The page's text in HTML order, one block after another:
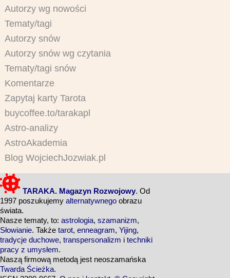
Autorzy wg nowości
Tematy/tagi
Autorzy snów
Autorzy snów wg czytania
Tematy/tagi snów
Komentarze
Zapytaj karty Tarota
buycoffee.to/tarakapl
Astro-analizy
AstroAkademia
Blog WojciechJozwiak.pl
TARAKA. Magazyn Rozwojowy. Od
1997 poszukujemy alternatywnego obrazu
świata.
Nasze tematy, to: astrologia, szamanizm,
Słowianie. Także tarot, enneagram, Yijing,
tradycje duchowe, transpersonalizm i techniki
pracy z umysłem.
Naszą firmową metodą jest neoszamańska
Twarda Ścieżka.